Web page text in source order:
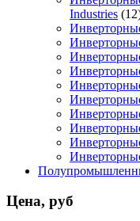
Industries
Цена, руб